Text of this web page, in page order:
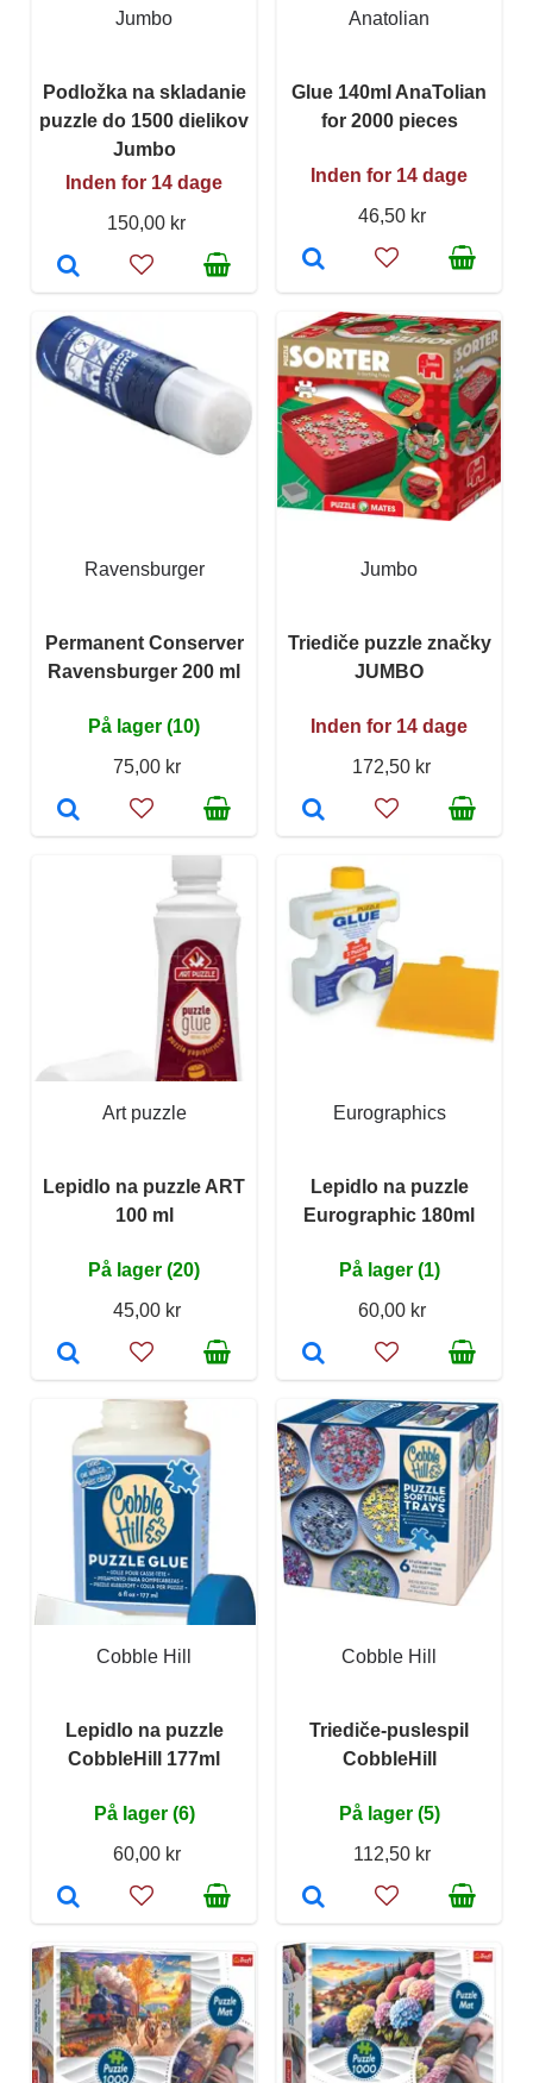
Jumbo
Podložka na skladanie
puzzle do 1500 dielikov
Jumbo
Inden for 14 dage
150,00 kr
Anatolian
Glue 140ml AnaTolian
for 2000 pieces
Inden for 14 dage
46,50 kr
Ravensburger
Permanent Conserver
Ravensburger 200 ml
På lager (10)
75,00 kr
Jumbo
Triediče puzzle značky
JUMBO
Inden for 14 dage
172,50 kr
Art puzzle
Lepidlo na puzzle ART
100 ml
På lager (20)
45,00 kr
Eurographics
Lepidlo na puzzle
Eurographic 180ml
På lager (1)
60,00 kr
Cobble Hill
Lepidlo na puzzle
CobbleHill 177ml
På lager (6)
60,00 kr
Cobble Hill
Triediče-puslespil
CobbleHill
På lager (5)
112,50 kr